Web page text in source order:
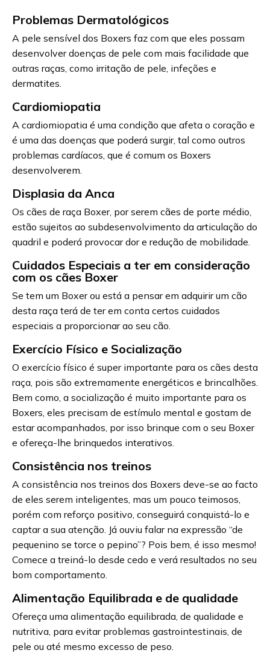
Problemas Dermatológicos
A pele sensível dos Boxers faz com que eles possam
desenvolver doenças de pele com mais facilidade que
outras raças, como irritação de pele, infeções e
dermatites.
Cardiomiopatia
A cardiomiopatia é uma condição que afeta o coração e
é uma das doenças que poderá surgir, tal como outros
problemas cardíacos, que é comum os Boxers
desenvolverem.
Displasia da Anca
Os cães de raça Boxer, por serem cães de porte médio,
estão sujeitos ao subdesenvolvimento da articulação do
quadril e poderá provocar dor e redução de mobilidade.
Cuidados Especiais a ter em consideração
com os cães Boxer
Se tem um Boxer ou está a pensar em adquirir um cão
desta raça terá de ter em conta certos cuidados
especiais a proporcionar ao seu cão.
Exercício Físico e Socialização
O exercício físico é super importante para os cães desta
raça, pois são extremamente energéticos e brincalhões.
Bem como, a socialização é muito importante para os
Boxers, eles precisam de estímulo mental e gostam de
estar acompanhados, por isso brinque com o seu Boxer
e ofereça-lhe brinquedos interativos.
Consistência nos treinos
A consistência nos treinos dos Boxers deve-se ao facto
de eles serem inteligentes, mas um pouco teimosos,
porém com reforço positivo, conseguirá conquistá-lo e
captar a sua atenção. Já ouviu falar na expressão “de
pequenino se torce o pepino”? Pois bem, é isso mesmo!
Comece a treiná-lo desde cedo e verá resultados no seu
bom comportamento.
Alimentação Equilibrada e de qualidade
Ofereça uma alimentação equilibrada, de qualidade e
nutritiva, para evitar problemas gastrointestinais, de
pele ou até mesmo excesso de peso.